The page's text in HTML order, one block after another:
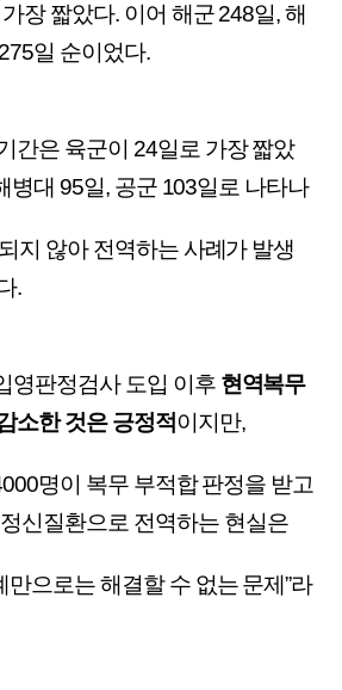
장 짧았다. 이어 해군 248일, 해
일 순이었다.
간은 육군이 24일로 가장 짧았
병대 95일, 공군 103일로 나타나
지 않아 전역하는 사례가 발생
.
영판정검사 도입 이후현역복무
소한 것은 긍정적이지만,
명이 복무 부적합 판정을 받고
신질환으로 전역하는 현실은
으로는 해결할 수 없는 문제”라